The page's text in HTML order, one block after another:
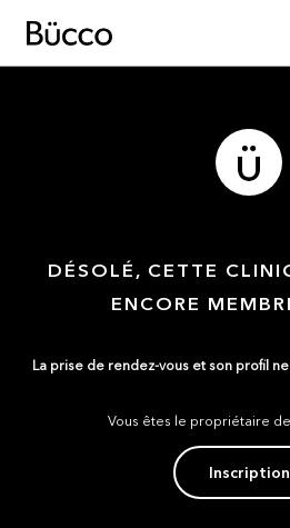
DÉSOLÉ, CETTE
ENCORE
La prise de rendez-vous et son profil
Vous êtes le propriétaire
Inscription